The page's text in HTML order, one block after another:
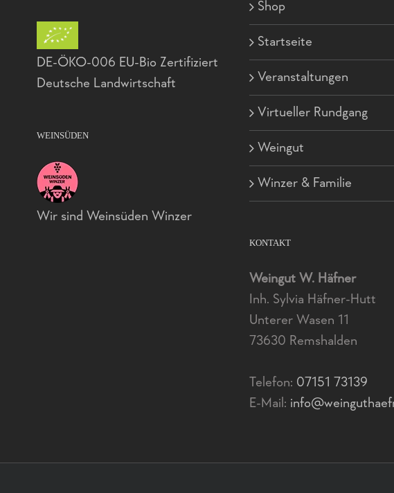
DE-ÖKO-006 EU-Bio Zertifiziert
Deutsche Landwirtschaft
WEINSÜDEN
Wir sind Weinsüden Winzer
Shop
Startseite
Veranstaltungen
Virtueller Rundgang
Weingut
Winzer & Familie
KONTAKT
Weingut W. Häfner
Inh. Sylvia Häfner-Hutt
Unterer Wasen 11
73630 Remshalden
Telefon: 07151 73139
E-Mail: